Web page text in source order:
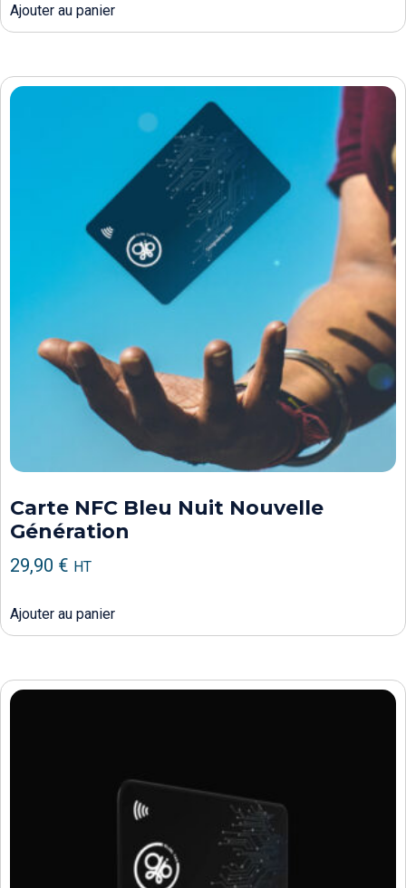
Ajouter au panier
Carte NFC Bleu Nuit Nouvelle
Génération
29,90 € HT
Ajouter au panier